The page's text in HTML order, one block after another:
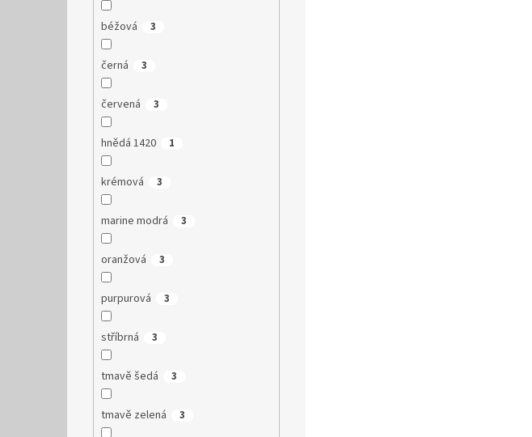
béžová 3
černá 3
červená 3
hnědá 1420 1
krémová 3
marine modrá 3
oranžová 3
purpurová 3
stříbrná 3
tmavě šedá 3
tmavě zelená 3